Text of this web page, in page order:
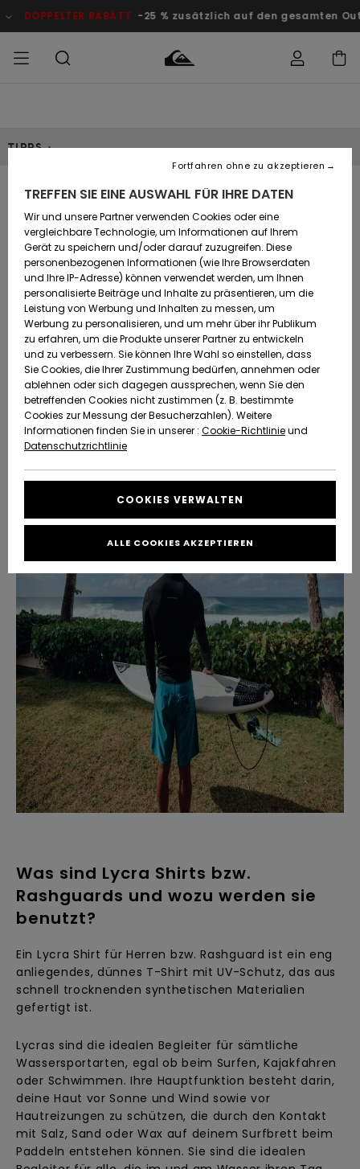
DOPPELTER RABATT -25 % zusätzlich auf den gesamten
Accessoires
Schuhe&
Flip-Flops
Surf
Snow
Brandneu
Accessoires
Schuhe&
Flip-Flops
Surf
Snow
Brandneu
FRAUEN
Brandneu
Highlights
Snow
SURF
Kinder
Highlights
Community
SNOW
Kinder
Snow Shop
Damen
Highlights
Community
DOPPELTER
RABATT
KINDER
Outlet
Frauen
HILFE & KONTAKT
Retouren
Bezahlung
Geschenkkarte
Quiksilver
Freedom
Datenschutz
Starten Sie eine
um die
schnellste
erhalten.
Unterhaltung
starten
Finden Sie
Antworten auf
die häufigsten
Fragen sowie
unser
Kontaktformular.
FAQ
ansehen
NACHHALTIGKEIT
SHOPS
QUIKSILVER APP
TIPPS :
Lycras / Rashguards –
Praktischer Ratgeber
Was sind Lycra Shirts bzw. Rashguards?
Wann sollte ich ein Lycra Shirt tragen?
Woraus werden Lycras hergestellt?
Bieten Lycra Shirts UV-Sonnenschutz?
Womit kombiniere ich mein Lycra Shirt?
Was sind Lycra Shirts bzw.
Rashguards und wozu werden sie
benutzt?
Ein Lycra Shirt für Herren bzw. Rashguard ist ein eng
anliegendes, dünnes T-Shirt mit UV-Schutz, das aus
schnell trocknenden synthetischen Materialien
gefertigt ist.
Lycras sind die idealen Begleiter für sämtliche
Wassersportarten, egal ob beim Surfen, Kajakfahren
oder Schwimmen. Ihre Hauptfunktion besteht darin,
deine Haut vor Sonne und Wind sowie vor
Hautreizungen zu schützen, die durch den Kontakt
mit Salz, Sand oder Wax auf deinem Surfbrett beim
Paddeln entstehen können. Sie sind die idealen
TREFFEN SIE EINE AUSWAHL FÜR IHRE DATEN
Wir und unsere Partner verwenden Cookies oder eine
vergleichbare Technologie, um Informationen auf Ihrem
Gerät zu speichern und/oder darauf zuzugreifen. Diese
personenbezogenen Informationen (wie Ihre Browserdaten
und Ihre IP-Adresse) können verwendet werden, um Ihnen
personalisierte Beiträge und Inhalte zu präsentieren, um die
Leistung von Werbung und Inhalten zu messen, um
Werbung zu personalisieren, und um mehr über ihr Publikum
zu erfahren, um die Produkte unserer Partner zu entwickeln
und zu verbessern. Sie können Ihre Wahl so einstellen, dass
Sie Cookies, die Ihrer Zustimmung bedürfen, annehmen oder
ablehnen oder sich dagegen aussprechen, wenn Sie den
betreffenden Cookies nicht zustimmen (z. B. bestimmte
Cookies zur Messung der Besucherzahlen). Weitere
Informationen finden Sie in unserer : Cookie-Richtlinieund
Datenschutzrichtlinie
COOKIES VERWALTEN
Fortfahren ohne zu akzeptieren
ALLE COOKIES AKZEPTIEREN